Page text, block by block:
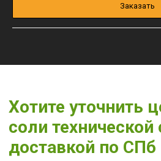
Заказать